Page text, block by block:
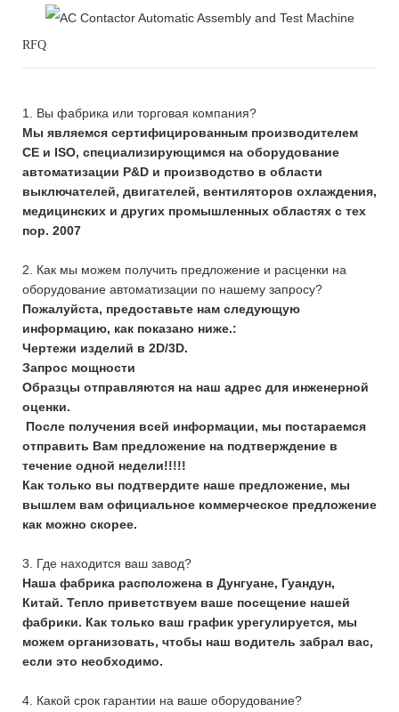
RFQ
1. Вы фабрика или торговая компания?
Мы являемся сертифицированным производителем
CE и ISO, специализирующимся на оборудование
автоматизации Р&D и производство в области
выключателей, двигателей, вентиляторов охлаждения,
медицинских и других промышленных областях с тех
пор. 2007
2. Как мы можем получить предложение и расценки на
оборудование автоматизации по нашему запросу?
Пожалуйста, предоставьте нам следующую
информацию, как показано ниже.:
Чертежи изделий в 2D/3D.
Запрос мощности
Образцы отправляются на наш адрес для инженерной
оценки.
После получения всей информации, мы постараемся
отправить Вам предложение на подтверждение в
течение одной недели!!!!!
Как только вы подтвердите наше предложение, мы
вышлем вам официальное коммерческое предложение
как можно скорее.
3. Где находится ваш завод?
Наша фабрика расположена в Дунгуане, Гуандун,
Китай. Тепло приветствуем ваше посещение нашей
фабрики. Как только ваш график урегулируется, мы
можем организовать, чтобы наш водитель забрал вас,
если это необходимо.
4. Какой срок гарантии на ваше оборудование?